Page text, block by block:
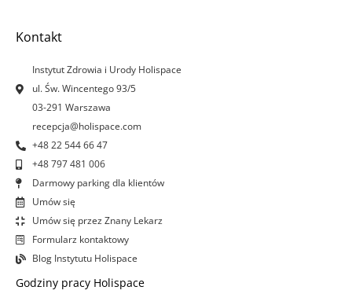
k
-
f
a
Kontakt
Instytut Zdrowia i Urody Holispace
ul. Św. Wincentego 93/5
03-291 Warszawa
recepcja@holispace.com
+48 22 544 66 47
+48 797 481 006
Darmowy parking dla klientów
Umów się
Umów się przez Znany Lekarz
Formularz kontaktowy
Blog Instytutu Holispace
Godziny pracy Holispace